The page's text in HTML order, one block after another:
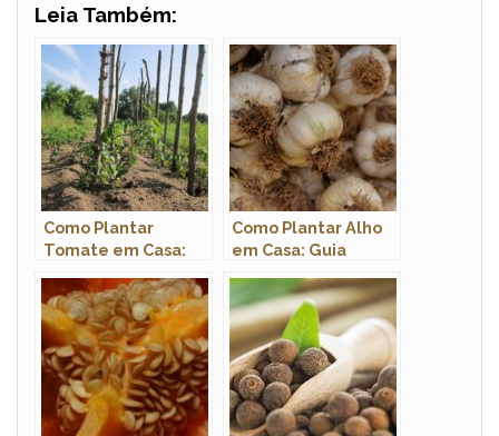
Leia Também:
Como Plantar
Tomate em Casa:
Passo a Passo
Como Plantar Alho
em Casa: Guia
Passo